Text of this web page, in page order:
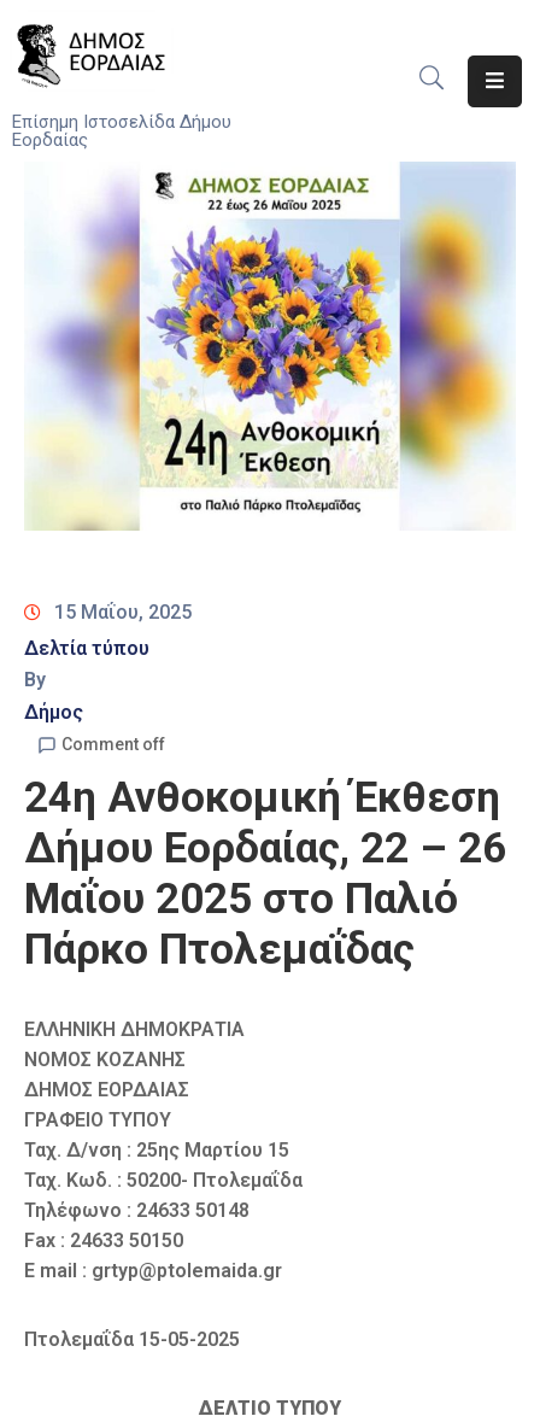
Επίσημη Ιστοσελίδα Δήμου
Εορδαίας
Υπηρεσίες
Του
Δήμου
Προσκλήσεις
Τηλέφωνα
15 Μαΐου, 2025
Δελτία τύπου
By
Δήμος
Comment off
24η Ανθοκομική Έκθεση
Δήμου Εορδαίας, 22 – 26
Μαΐου 2025 στο Παλιό
Πάρκο Πτολεμαΐδας
ΕΛΛΗΝΙΚΗ ΔΗΜΟΚΡΑΤΙΑ
ΝΟΜΟΣ ΚΟΖΑΝΗΣ
ΔΗΜΟΣ ΕΟΡΔΑΙΑΣ
ΓΡΑΦΕΙΟ ΤΥΠΟΥ
Ταχ. Δ/νση : 25ης Μαρτίου 15
Ταχ. Κωδ. : 50200- Πτολεμαΐδα
Τηλέφωνο : 24633 50148
Fax : 24633 50150
E mail : grtyp@ptolemaida.gr
Πτολεμαΐδα 15-05-2025
ΔΕΛΤΙΟ ΤΥΠΟΥ